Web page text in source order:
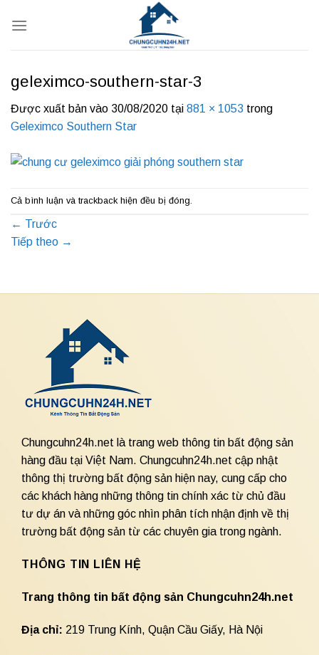
qua
geleximco-southern-star-3
Được xuất bản vào 30/08/2020 tại 881 × 1053 trong
Geleximco Southern Star
Cả bình luận và trackback hiện đều bị đóng.
← Trước
Tiếp theo →
Chungcuhn24h.net là trang web thông tin bất động sản
hàng đầu tại Việt Nam. Chungcuhn24h.net cập nhật
thông thị trường bất động sản hiện nay, cung cấp cho
các khách hàng những thông tin chính xác từ chủ đầu
tư dự án và những góc nhìn phân tích nhận định về thị
trường bất động sản từ các chuyên gia trong ngành.
THÔNG TIN LIÊN HỆ
Trang thông tin bất động sản Chungcuhn24h.net
Địa chỉ: 219 Trung Kính, Quận Cầu Giấy, Hà Nội